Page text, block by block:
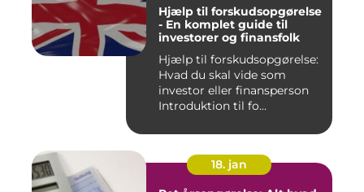
Hjælp til forskudsopgørelse
- En komplet guide til
investorer og finansfolk
Hjælp til forskudsopgørelse:
Hvad du skal vide som
investor eller finansperson
Introduktion til fo...
18. jan